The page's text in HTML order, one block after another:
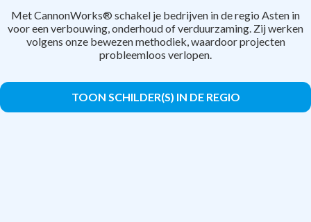
Met CannonWorks® schakel je bedrijven in de regio Asten in
voor een verbouwing, onderhoud of verduurzaming. Zij werken
volgens onze bewezen methodiek, waardoor projecten
probleemloos verlopen.
TOON SCHILDER(S) IN DE REGIO